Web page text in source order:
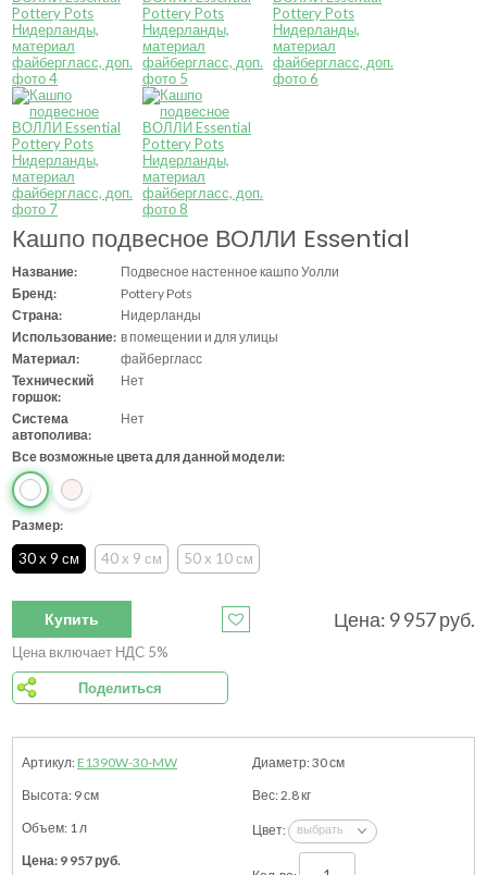
Кашпо подвесное ВОЛЛИ Essential
Название:
Подвесное настенное кашпо Уолли
Бренд:
Pottery Pots
Страна:
Нидерланды
Использование: в помещении и для улицы
Материал:
файбергласс
Технический
горшок:
Нет
Система
автополива:
Нет
Все возможные цвета для данной модели:
Размер:
30 x 9 см 40 x 9 см 50 x 10 см
Купить Цена: 9 957руб.
Цена включает НДС 5%
Поделиться
E1390W-30-MW 30см
9см 2.8кг
1 л
9 957руб.